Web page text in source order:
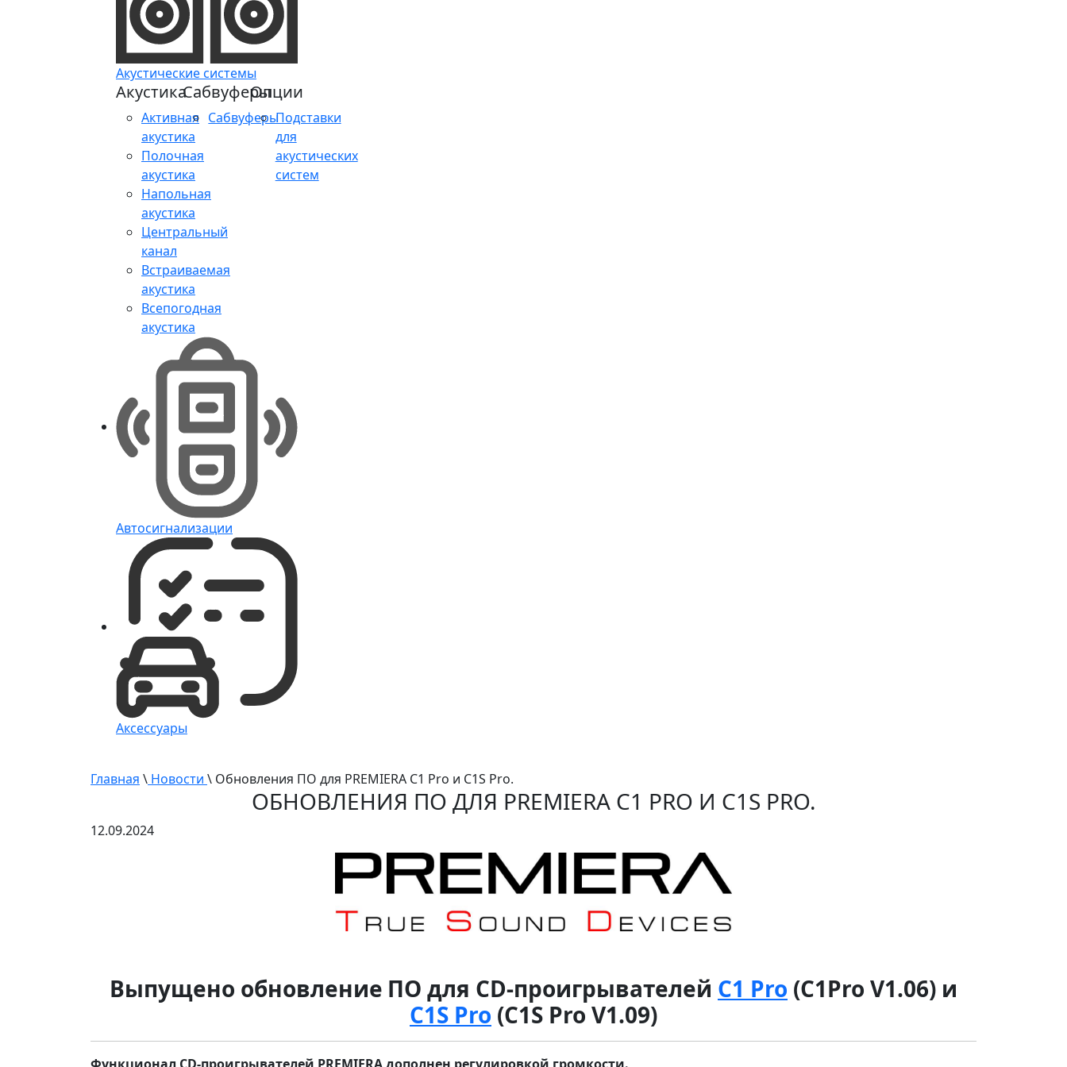
Акустические системы
Акустика
Активная
акустика
Полочная
акустика
Напольная
акустика
Центральный
канал
Встраиваемая
акустика
Всепогодная
акустика
Сабвуферы
Сабвуферы
Опции
Подставки
для
акустических
систем
Автосигнализации
Аксессуары
Главная \ Новости \ Обновления ПО для PREMIERA C1 Pro и C1S Pro.
ОБНОВЛЕНИЯ ПО ДЛЯ PREMIERA C1 PRO И C1S PRO.
12.09.2024
Выпущено обновление ПО для CD-проигрывателей C1 Pro (C1Pro V1.06) и
C1S Pro (C1S Pro V1.09)